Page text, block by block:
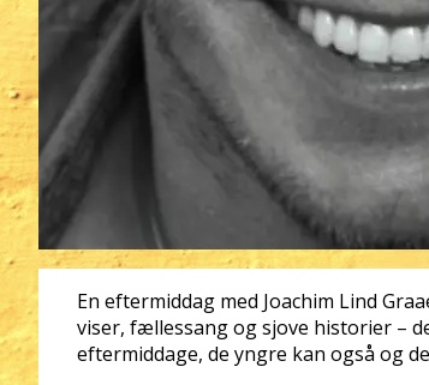
En eftermiddag med Joachim Lind
viser, fællessang og sjove historier –
eftermiddage, de yngre kan også og